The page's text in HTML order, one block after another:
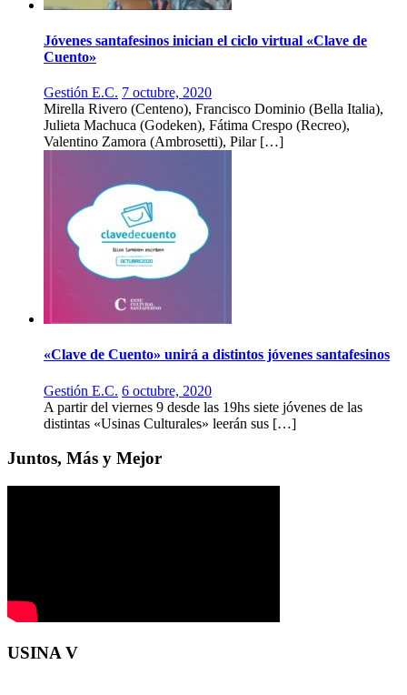
Jóvenes santafesinos inician el ciclo virtual «Clave de
Cuento»
Gestión E.C. 7 octubre, 2020
Mirella Rivero (Centeno), Francisco Dominio (Bella Italia),
Julieta Machuca (Godeken), Fátima Crespo (Recreo),
Valentino Zamora (Ambrosetti), Pilar […]
«Clave de Cuento» unirá a distintos jóvenes santafesinos
Gestión E.C. 6 octubre, 2020
A partir del viernes 9 desde las 19hs siete jóvenes de las
distintas «Usinas Culturales» leerán sus […]
Juntos, Más y Mejor
USINA V